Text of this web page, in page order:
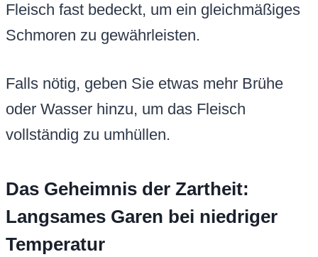
Fleisch fast bedeckt, um ein gleichmäßiges
Schmoren zu gewährleisten.
Falls nötig, geben Sie etwas mehr Brühe
oder Wasser hinzu, um das Fleisch
vollständig zu umhüllen.
Das Geheimnis der Zartheit:
Langsames Garen bei niedriger
Temperatur